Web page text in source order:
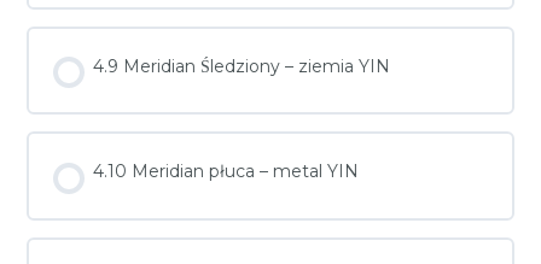
4.9 Meridian Śledziony – ziemia YIN
4.10 Meridian płuca – metal YIN